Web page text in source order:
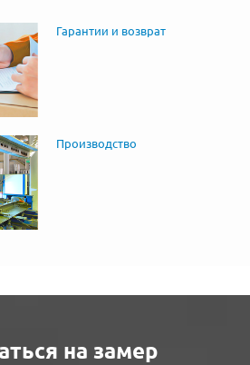
Гарантии и возврат
Производство
на замер